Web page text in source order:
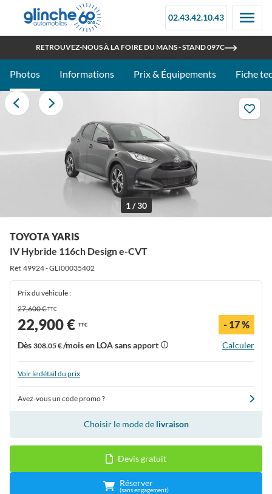
02.43.42.10.43
RETROUVEZ-NOUS À LA FOIRE DU MANS - STAND 097C
OUVERT TOUT L'ÉTÉ
Photos Informations Prix & Équipements Fiche
1 / 30
TOYOTA YARIS
IV Hybride 116ch Design e-CVT
Réf. 49924 - GLI00035402
Prix du véhicule :
27,600 €TTC
22,900 € TTC - 17 %
Dès 308.05 €/mois en LOA sans apport Calculer
Voir le détail du prix
Avez-vous un code promo ?
Choisir le mode de livraison
Devis gratuit
Réserver
(sans engagement)